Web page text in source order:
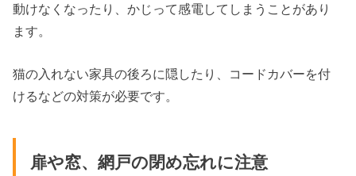
動けなくなったり、かじって感電してしまうことがあり
ます。
猫の入れない家具の後ろに隠したり、コードカバーを付
けるなどの対策が必要です。
扉や窓、網戸の閉め忘れに注意